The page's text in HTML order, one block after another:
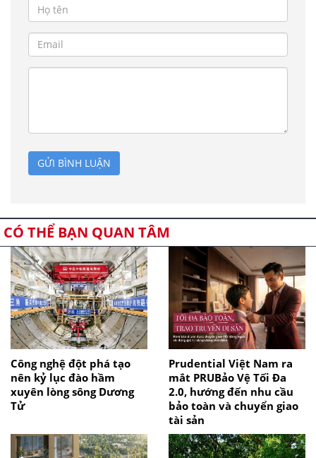
GỬI BÌNH LUẬN
CÓ THỂ BẠN QUAN TÂM
Công nghệ đột phá tạo
nên kỷ lục đào hầm
xuyên lòng sông Dương
Tử
Prudential Việt Nam ra
mắt PRUBảo Vệ Tối Đa
2.0, hướng đến nhu cầu
bảo toàn và chuyển giao
tài sản